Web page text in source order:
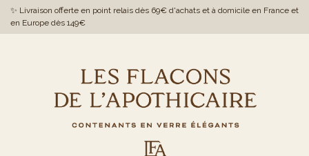
✨ Livraison offerte en point relais dès 69€ d'achats et à domicile en France et
en Europe dès 149€